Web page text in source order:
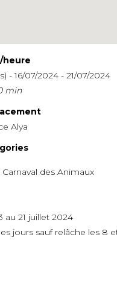
heure
- 16/07/2024 - 21/07/2024
min
Alya
Carnaval des Animaux
au 21 juillet 2024
jours sauf relâche les 8